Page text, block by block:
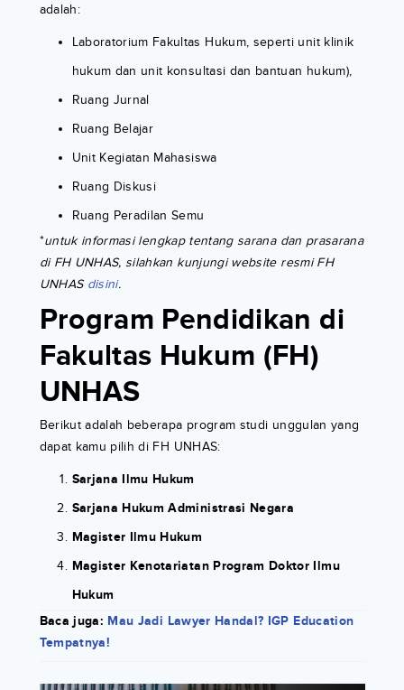
adalah:
Laboratorium Fakultas Hukum, seperti unit klinik
hukum dan unit konsultasi dan bantuan hukum),
Ruang Jurnal
Ruang Belajar
Unit Kegiatan Mahasiswa
Ruang Diskusi
Ruang Peradilan Semu
*untuk informasi lengkap tentang sarana dan prasarana
di FH UNHAS, silahkan kunjungi website resmi FH
UNHAS disini.
Program Pendidikan di
Fakultas Hukum (FH)
UNHAS
Berikut adalah beberapa program studi unggulan yang
dapat kamu pilih di FH UNHAS:
Sarjana Ilmu Hukum
Sarjana Hukum Administrasi Negara
Magister Ilmu Hukum
Magister Kenotariatan Program Doktor Ilmu
Hukum
Baca juga: Mau Jadi Lawyer Handal? IGP Education
Tempatnya!